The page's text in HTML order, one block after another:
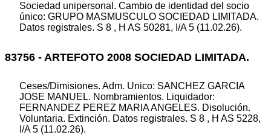
Sociedad unipersonal. Cambio de identidad del socio
único: GRUPO MASMUSCULO SOCIEDAD LIMITADA.
Datos registrales. S 8 , H AS 50281, I/A 5 (11.02.26).
83756 - ARTEFOTO 2008 SOCIEDAD LIMITADA.
Ceses/Dimisiones. Adm. Unico: SANCHEZ GARCIA
JOSE MANUEL. Nombramientos. Liquidador:
FERNANDEZ PEREZ MARIA ANGELES. Disolución.
Voluntaria. Extinción. Datos registrales. S 8 , H AS 5228,
I/A 5 (11.02.26).